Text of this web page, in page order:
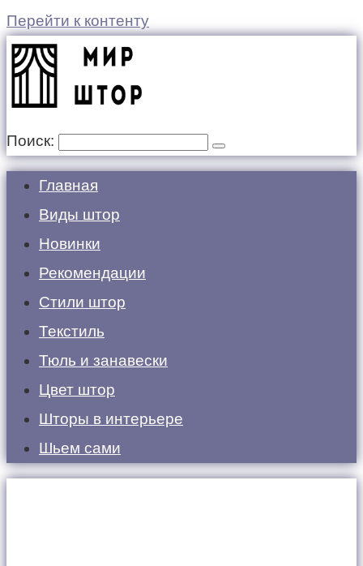
Перейти к контенту
Поиск:
Главная
Виды штор
Новинки
Рекомендации
Стили штор
Текстиль
Тюль и занавески
Цвет штор
Шторы в интерьере
Шьем сами